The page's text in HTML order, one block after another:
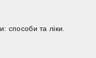
способи та ліки.